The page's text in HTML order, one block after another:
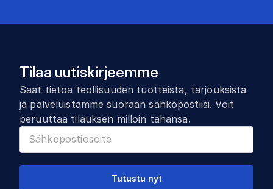
Tilaa uutiskirjeemme
Saat tietoa teollisuuden tuotteista, tarjouksista
ja palveluistamme suoraan sähköpostiisi. Voit
peruuttaa tilauksen milloin tahansa.
Tutustu nyt